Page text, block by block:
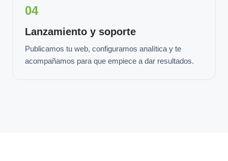
04
Lanzamiento y soporte
Publicamos tu web, configuramos analítica y te
acompañamos para que empiece a dar resultados.